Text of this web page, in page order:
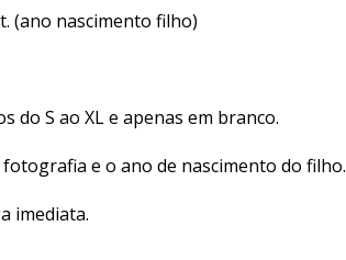
(ano nascimento filho)
do S ao XL e apenas em branco.
e o ano de nascimento do filho.
imediata.